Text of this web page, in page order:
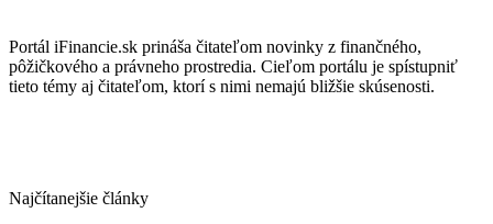
Portál iFinancie.sk prináša čitateľom novinky z finančného,
pôžičkového a právneho prostredia. Cieľom portálu je spístupniť
tieto témy aj čitateľom, ktorí s nimi nemajú bližšie skúsenosti.
Najčítanejšie články